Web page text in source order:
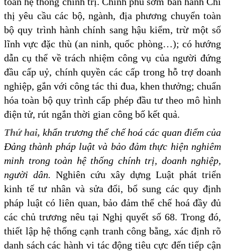
thị yêu cầu các bộ, ngành, địa phương chuyển toàn
bộ quy trình hành chính sang hậu kiểm, trừ một số
lĩnh vực đặc thù (an ninh, quốc phòng…); có hướng
dẫn cụ thể về trách nhiệm công vụ của người đứng
đầu cấp uỷ, chính quyền các cấp trong hỗ trợ doanh
nghiệp, gắn với công tác thi đua, khen thưởng; chuẩn
hóa toàn bộ quy trình cấp phép đầu tư theo mô hình
điện tử, rút ngắn thời gian công bố kết quả.
Thứ hai, khẩn trương thể chế hoá các quan điểm của
Đảng thành pháp luật và bảo đảm thực hiện nghiêm
minh trong toàn hệ thống chính trị, doanh nghiệp,
người dân. Nghiên cứu xây dựng Luật phát triển
kinh tế tư nhân và sửa đổi, bổ sung các quy định
pháp luật có liên quan, bảo đảm thể chế hoá đầy đủ
các chủ trương nêu tại Nghị quyết số 68. Trong đó,
thiết lập hệ thống cạnh tranh công bằng, xác định rõ
danh sách các hành vi tác động tiêu cực đến tiếp cận